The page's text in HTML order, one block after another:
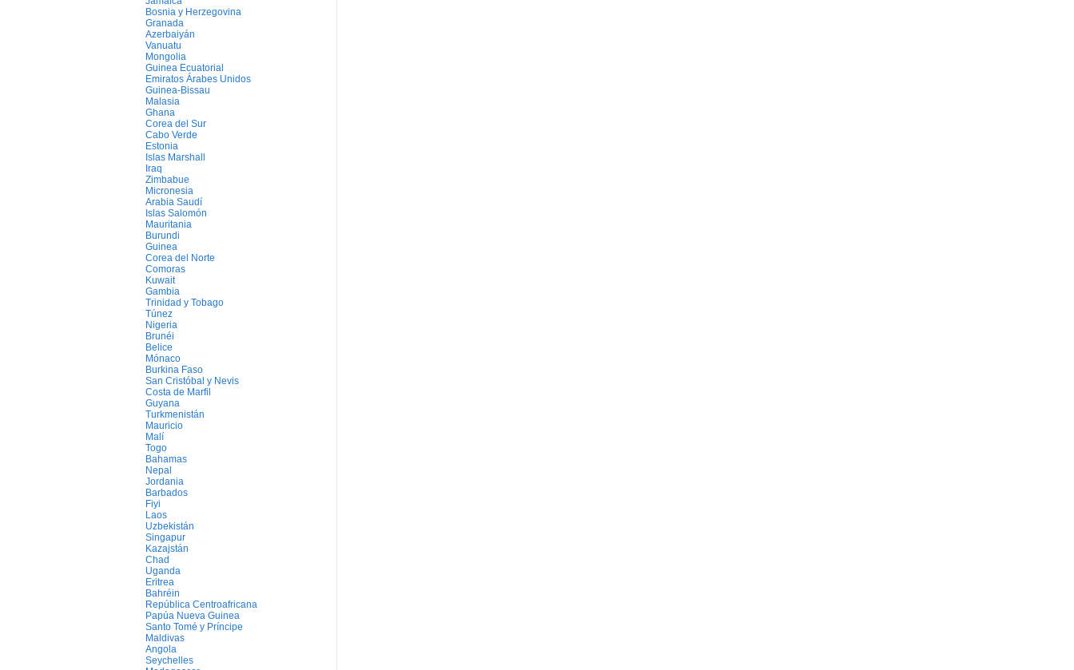
Bosnia y Herzegovina
Granada
Azerbaiyán
Vanuatu
Mongolia
Guinea Ecuatorial
Emiratos Árabes Unidos
Guinea-Bissau
Malasia
Ghana
Corea del Sur
Cabo Verde
Estonia
Islas Marshall
Iraq
Zimbabue
Micronesia
Arabia Saudí
Islas Salomón
Mauritania
Burundi
Guinea
Corea del Norte
Comoras
Kuwait
Gambia
Trinidad y Tobago
Túnez
Nigeria
Brunéi
Belice
Mónaco
Burkina Faso
San Cristóbal y Nevis
Costa de Marfil
Guyana
Turkmenistán
Mauricio
Malí
Togo
Bahamas
Nepal
Jordania
Barbados
Fiyi
Laos
Uzbekistán
Singapur
Kazajstán
Chad
Uganda
Eritrea
Bahréin
República Centroafricana
Papúa Nueva Guinea
Santo Tomé y Príncipe
Maldivas
Angola
Seychelles